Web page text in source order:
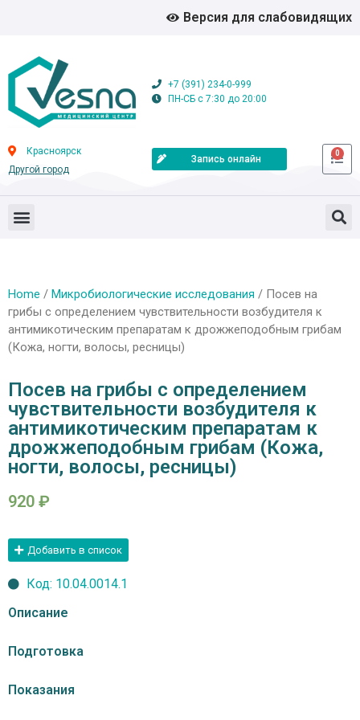
Версия для слабовидящих
+7 (391) 234-0-999
ПН-СБ с 7:30 до 20:00
Красноярск
Другой город
Запись онлайн
0
Home / Микробиологические исследования / Посев на
грибы с определением чувствительности возбудителя к
антимикотическим препаратам к дрожжеподобным грибам
(Кожа, ногти, волосы, ресницы)
Посев на грибы с определением
чувствительности возбудителя к
антимикотическим препаратам к
дрожжеподобным грибам (Кожа,
ногти, волосы, ресницы)
920 ₽
Добавить в список
Код: 10.04.0014.1
Описание
Подготовка
Показания